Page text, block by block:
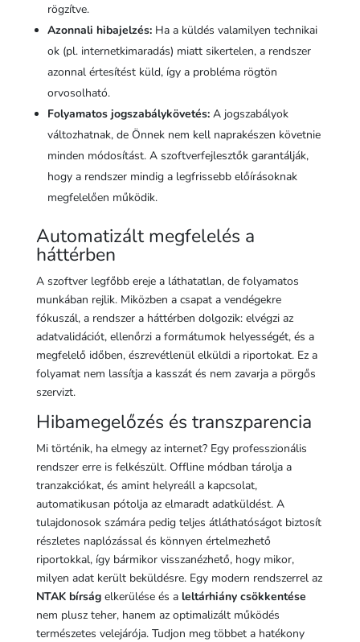
rögzítve.
Azonnali hibajelzés:Ha a küldés valamilyen technikai
ok (pl. internetkimaradás) miatt sikertelen, a rendszer
azonnal értesítést küld, így a probléma rögtön
orvosolható.
Folyamatos jogszabálykövetés:A jogszabályok
változhatnak, de Önnek nem kell naprakészen követnie
minden módosítást. A szoftverfejlesztők garantálják,
hogy a rendszer mindig a legfrissebb előírásoknak
megfelelően működik.
Automatizált megfelelés a
háttérben
A szoftver legfőbb ereje a láthatatlan, de folyamatos
munkában rejlik. Miközben a csapat a vendégekre
fókuszál, a rendszer a háttérben dolgozik: elvégzi az
adatvalidációt, ellenőrzi a formátumok helyességét, és a
megfelelő időben, észrevétlenül elküldi a riportokat. Ez a
folyamat nem lassítja a kasszát és nem zavarja a pörgős
szervizt.
Hibamegelőzés és transzparencia
Mi történik, ha elmegy az internet? Egy professzionális
rendszer erre is felkészült. Offline módban tárolja a
tranzakciókat, és amint helyreáll a kapcsolat,
automatikusan pótolja az elmaradt adatküldést. A
tulajdonosok számára pedig teljes átláthatóságot biztosít
részletes naplózással és könnyen értelmezhető
riportokkal, így bármikor visszanézhető, hogy mikor,
milyen adat került beküldésre. Egy modern rendszerrel az
NTAK bírságelkerülése és a leltárhiány csökkentése
nem plusz teher, hanem az optimalizált működés
természetes velejárója. Tudjon meg többet a hatékony